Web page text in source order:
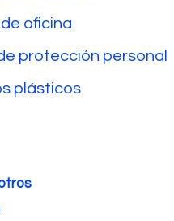
oficina
protección personal
plásticos